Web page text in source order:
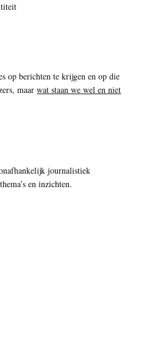
op berichten te krijgen en op die
maarwat staan we wel en niet
journalistiek
en inzichten.